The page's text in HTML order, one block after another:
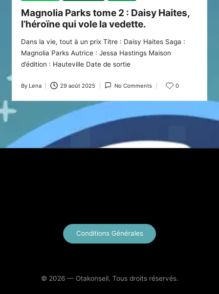
Magnolia Parks tome 2 : Daisy Haites,
l’héroïne qui vole la vedette.
Dans la vie, tout à un prix Titre : Daisy Haites Saga :
Magnolia Parks Autrice : Jessa Hastings Maison
d’édition : Hauteville Date de sortie
Posted
by
By Lena 29 août 2025 No Comments 0
Conditions Générales
© 2026 — Otakonseil. Tous droits réservés.